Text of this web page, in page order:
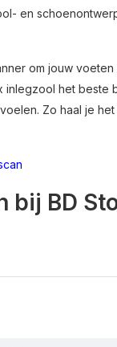
en
om jouw
het beste
Zo haal je
bij BD